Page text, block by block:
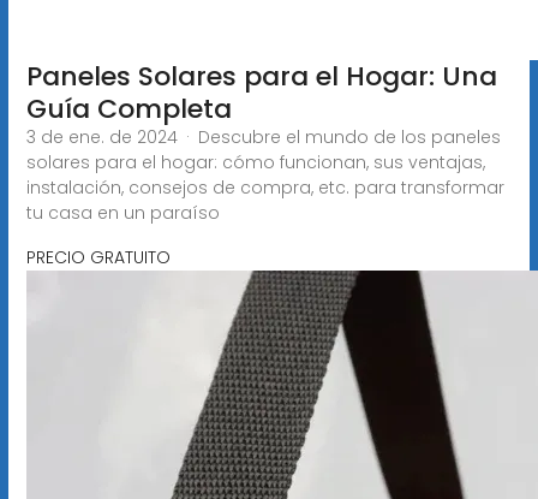
Paneles Solares para el Hogar: Una
Guía Completa
3 de ene. de 2024 · Descubre el mundo de los paneles
solares para el hogar: cómo funcionan, sus ventajas,
instalación, consejos de compra, etc. para transformar
tu casa en un paraíso
PRECIO GRATUITO